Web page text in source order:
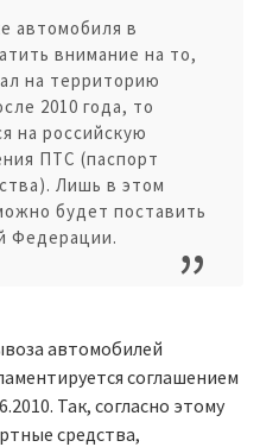
автомобиля в
внимание на то,
на территорию
2010 года, то
на российскую
ПТС (паспорт
Лишь в этом
будет поставить
Федерации.
автомобилей
соглашением
Так, согласно этому
средства,